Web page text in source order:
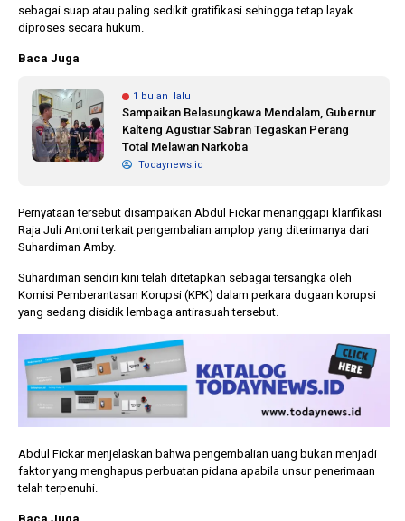
sebagai suap atau paling sedikit gratifikasi sehingga tetap layak
diproses secara hukum.
Baca Juga
1 bulan lalu
Sampaikan Belasungkawa Mendalam, Gubernur
Kalteng Agustiar Sabran Tegaskan Perang
Total Melawan Narkoba
Todaynews.id
Pernyataan tersebut disampaikan Abdul Fickar menanggapi klarifikasi
Raja Juli Antoni terkait pengembalian amplop yang diterimanya dari
Suhardiman Amby.
Suhardiman sendiri kini telah ditetapkan sebagai tersangka oleh
Komisi Pemberantasan Korupsi (KPK) dalam perkara dugaan korupsi
yang sedang disidik lembaga antirasuah tersebut.
Abdul Fickar menjelaskan bahwa pengembalian uang bukan menjadi
faktor yang menghapus perbuatan pidana apabila unsur penerimaan
telah terpenuhi.